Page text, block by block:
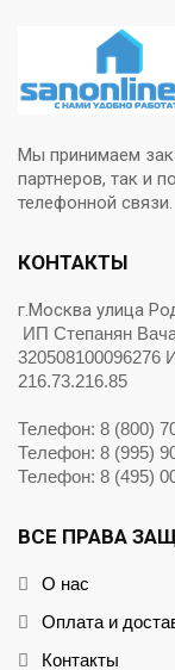
Мы принимаем
партнеров, так и
телефонной связи.
КОНТАКТЫ
г.Москва улица
ИП Степанян
320508100096276
216.73.216.85
Телефон: 8 (800)
Телефон: 8 (995)
Телефон: 8 (495)
ВСЕ ПРАВА
О нас
Оплата и
Контакты